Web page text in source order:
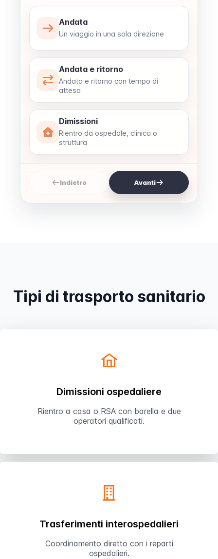
Andata
Un viaggio in una sola direzione
Andata e ritorno
Andata e ritorno con tempo di
attesa
Dimissioni
Rientro da ospedale, clinica o
struttura
Indietro Avanti
Tipi di trasporto sanitario
Dimissioni ospedaliere
Rientro a casa o RSA con barella e due
operatori qualificati.
Trasferimenti interospedalieri
Coordinamento diretto con i reparti
ospedalieri.